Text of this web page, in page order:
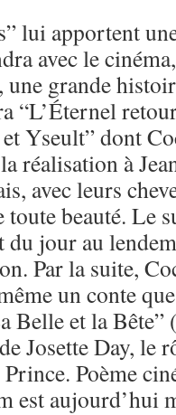
lui apportent
avec le
grande
“L’Éternel
Yseult” dont
réalisation à
avec leurs
beauté. Le
du jour au
Par la suite,
un conte
Belle et la Bête”
Josette Day, le
Poème
est aujourd’hui